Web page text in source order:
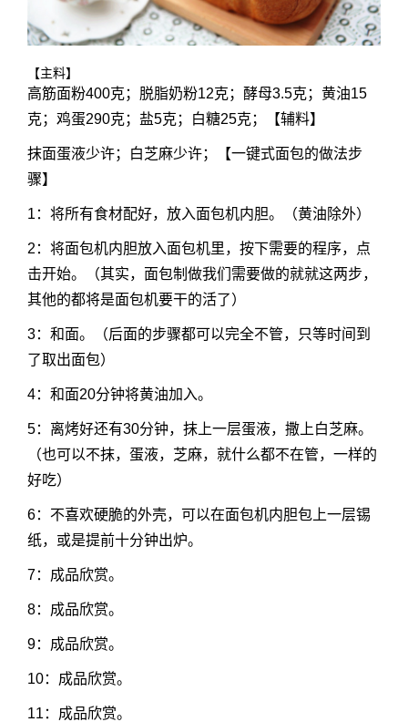
【主料】
高筋面粉400克；脱脂奶粉12克；酵母3.5克；黄油15
克；鸡蛋290克；盐5克；白糖25克；【辅料】
抹面蛋液少许；白芝麻少许；【一键式面包的做法步
骤】
1：将所有食材配好，放入面包机内胆。（黄油除外）
2：将面包机内胆放入面包机里，按下需要的程序，点
击开始。（其实，面包制做我们需要做的就就这两步，
其他的都将是面包机要干的活了）
3：和面。（后面的步骤都可以完全不管，只等时间到
了取出面包）
4：和面20分钟将黄油加入。
5：离烤好还有30分钟，抹上一层蛋液，撒上白芝麻。
（也可以不抹，蛋液，芝麻，就什么都不在管，一样的
好吃）
6：不喜欢硬脆的外壳，可以在面包机内胆包上一层锡
纸，或是提前十分钟出炉。
7：成品欣赏。
8：成品欣赏。
9：成品欣赏。
10：成品欣赏。
11：成品欣赏。